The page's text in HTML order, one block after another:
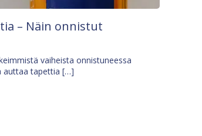
– Näin onnistut
vaiheista onnistuneessa
auttaa tapettia […]